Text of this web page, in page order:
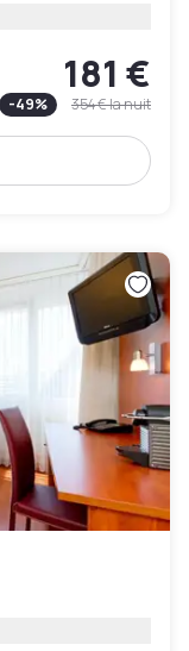
181 €
-49% 354 €la nuit